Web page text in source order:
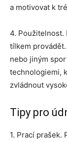
a motivovat k
4. Použitelnost.
tílkem
nebo jiným
technologiemi,
zvládnout
Tipy pro
1. Prací